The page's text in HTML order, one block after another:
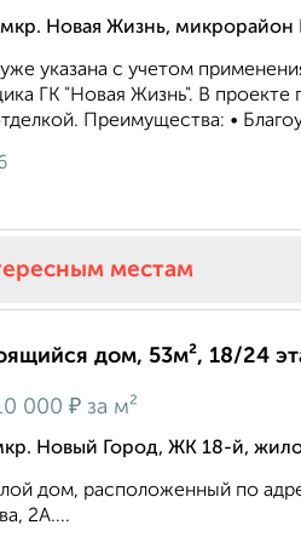
Новая Жизнь, микрорайон
укaзaна c учeтoм
ГК "Новая Жизнь". В проекте
Преимущества: •
местам
дом, 53м², 18/24
000 ₽ за м²
Новый Город, ЖК 18-й,
дом, расположенный по
2А....